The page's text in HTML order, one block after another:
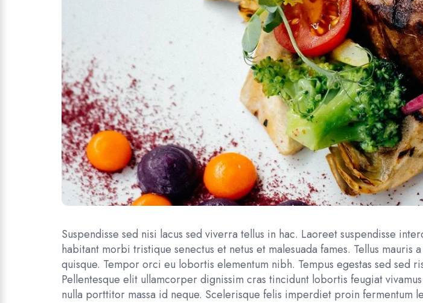
Suspendisse sed nisi lacus sed viverra tellus in hac. Laoreet suspendisse
habitant morbi tristique senectus et netus et malesuada fames. Tellus mauris
quisque. Tempor orci eu lobortis elementum nibh. Tempus egestas sed sed
Pellentesque elit ullamcorper dignissim cras tincidunt lobortis feugiat
nulla porttitor massa id neque. Scelerisque felis imperdiet proin fermentum